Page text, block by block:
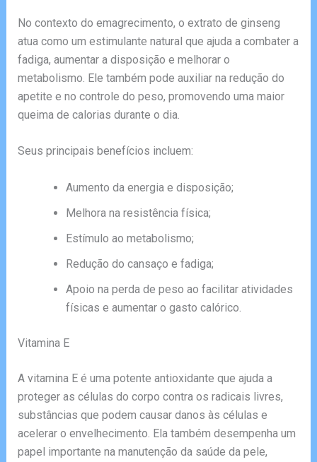
No contexto do emagrecimento, o extrato de ginseng
atua como um estimulante natural que ajuda a combater a
fadiga, aumentar a disposição e melhorar o
metabolismo. Ele também pode auxiliar na redução do
apetite e no controle do peso, promovendo uma maior
queima de calorias durante o dia.
Seus principais benefícios incluem:
Aumento da energia e disposição;
Melhora na resistência física;
Estímulo ao metabolismo;
Redução do cansaço e fadiga;
Apoio na perda de peso ao facilitar atividades
físicas e aumentar o gasto calórico.
Vitamina E
A vitamina E é uma potente antioxidante que ajuda a
proteger as células do corpo contra os radicais livres,
substâncias que podem causar danos às células e
acelerar o envelhecimento. Ela também desempenha um
papel importante na manutenção da saúde da pele,